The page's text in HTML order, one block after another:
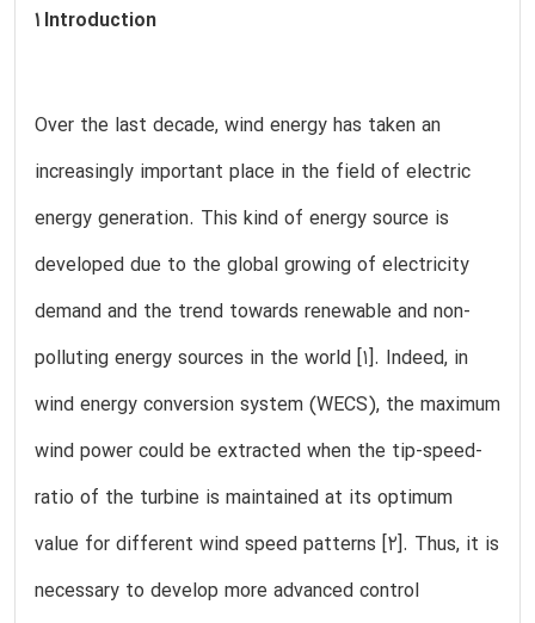
1 Introduction
Over the last decade, wind energy has taken an
increasingly important place in the field of electric
energy generation. This kind of energy source is
developed due to the global growing of electricity
demand and the trend towards renewable and non-
polluting energy sources in the world [1]. Indeed, in
wind energy conversion system (WECS), the maximum
wind power could be extracted when the tip-speed-
ratio of the turbine is maintained at its optimum
value for different wind speed patterns [2]. Thus, it is
necessary to develop more advanced control